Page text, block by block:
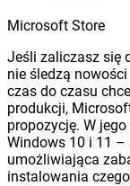
Microsoft Store
Jeśli zaliczasz się
nie śledzą
czas do czasu
produkcji,
propozycję. W
Windows 10 i 11 –
umożliwiająca
instalowania